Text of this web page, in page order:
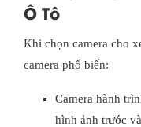
Ô Tô
Khi chọn camera cho
camera phổ biến:
Camera hành
hình ảnh trước